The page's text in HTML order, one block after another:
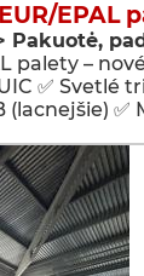
EPAL
Pakuotė,
palety –
✅ Svetlé
(lacnejšie) ✅